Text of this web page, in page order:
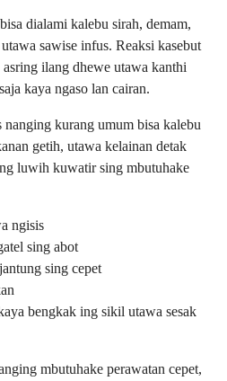
dialami kalebu sirah, demam,
sawise infus. Reaksi kasebut
asring ilang dhewe utawa kanthi
kaya ngaso lan cairan.
kurang umum bisa kalebu
getih, utawa kelainan detak
luwih kuwatir sing mbutuhake
ngisis
sing abot
sing cepet
bengkak ing sikil utawa sesak
mbutuhake perawatan cepet,